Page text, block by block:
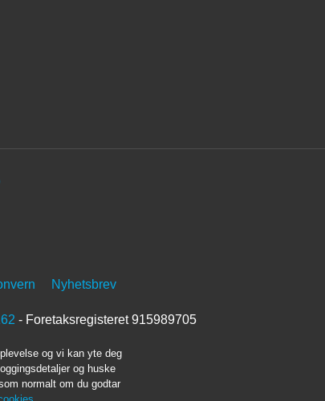
Nyhetsbrev
- Foretaksregisteret 915989705
og vi kan yte deg
og huske
normalt om du godtar